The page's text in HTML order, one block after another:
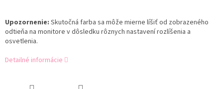
Upozornenie: Skutočná farba sa môže mierne líšiť od zobrazeného
odtieňa na monitore v dôsledku rôznych nastavení rozlíšenia a
osvetlenia.
Detailné informácie